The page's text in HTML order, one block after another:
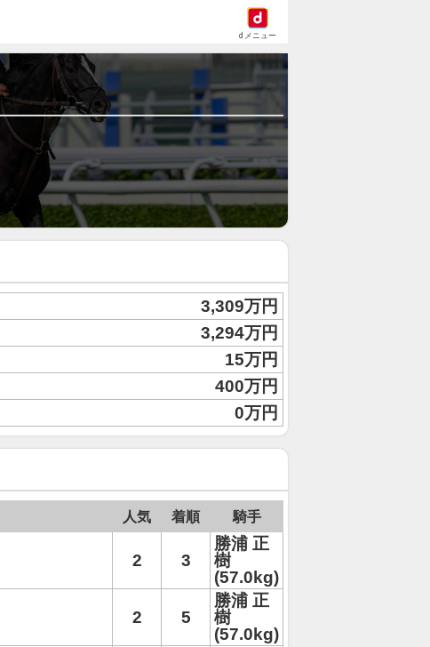
dメニュー
3,309万円
3,294万円
15万円
400万円
0万円
人気 着順 騎手
2 3
勝浦 正
樹
(57.0kg)
2 5
勝浦 正
樹
(57.0kg)